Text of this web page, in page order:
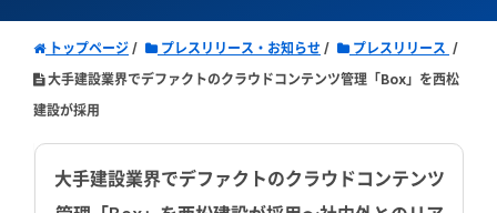
トップページ プレスリリース・お知らせ
プレスリリース
大手建設業界でデファクトのクラウドコンテンツ管理「Box」を西松
建設が採用
大手建設業界でデファクトのクラウドコンテンツ